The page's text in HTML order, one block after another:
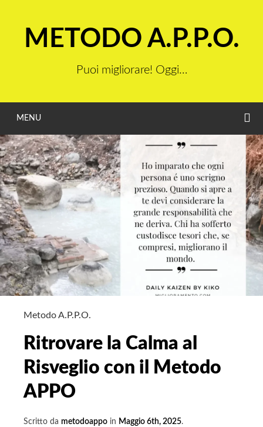
contenutoMETODO A.P.P.O.
Puoi migliorare! Oggi…
MENU
Metodo A.P.P.O.
Ritrovare la Calma al
Risveglio con il Metodo
APPO
Scritto da metodoappo in Maggio 6th, 2025.